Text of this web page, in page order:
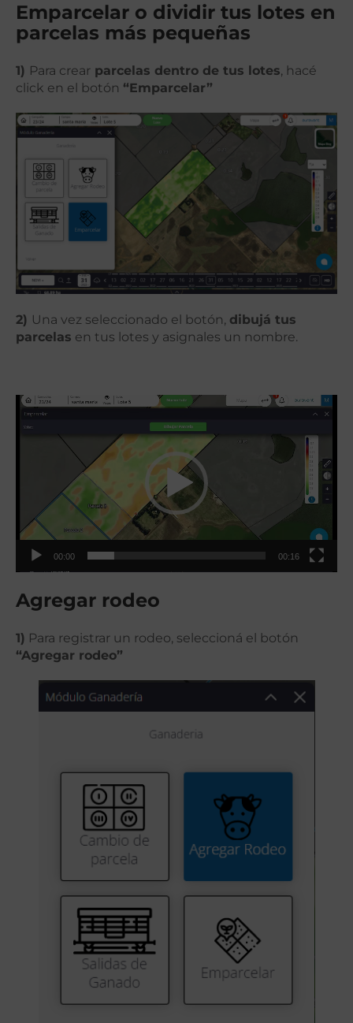
Emparcelar o dividir tus lotes en
parcelas más pequeñas
1) Para crear parcelas dentro de tus lotes, hacé
click en el botón “Emparcelar”
2) Una vez seleccionado el botón, dibujá tus
parcelas en tus lotes y asignales un nombre.
Video
Player
00:00 00:16
Agregar rodeo
1) Para registrar un rodeo, seleccioná el botón
“Agregar rodeo”